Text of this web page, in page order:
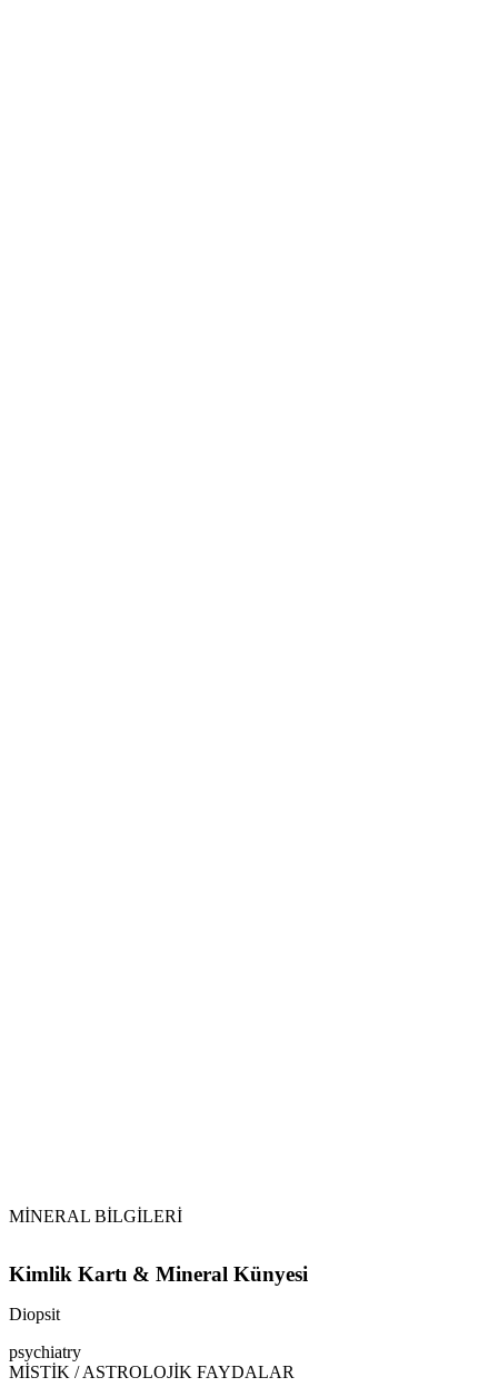
MİNERAL BİLGİLERİ
Kimlik Kartı & Mineral Künyesi
Diopsit
psychiatry
MİSTİK / ASTROLOJİK FAYDALAR